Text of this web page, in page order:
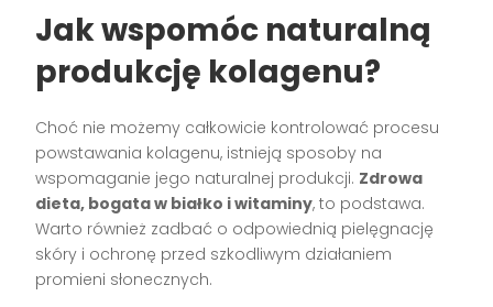
Jak wspomóc naturalną
produkcję kolagenu?
Choć nie możemy całkowicie kontrolować procesu
powstawania kolagenu, istnieją sposoby na
wspomaganie jego naturalnej produkcji. Zdrowa
dieta, bogata w białko i witaminy, to podstawa.
Warto również zadbać o odpowiednią pielęgnację
skóry i ochronę przed szkodliwym działaniem
promieni słonecznych.